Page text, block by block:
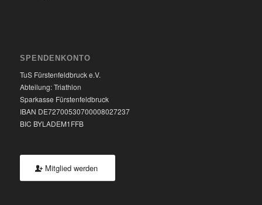
SPENDENKONTO
TuS Fürstenfeldbruck e.V.
Abteilung: Triathlon
Sparkasse Fürstenfeldbruck
IBAN DE72700530700008027237
BIC BYLADEM1FFB
Mitglied werden